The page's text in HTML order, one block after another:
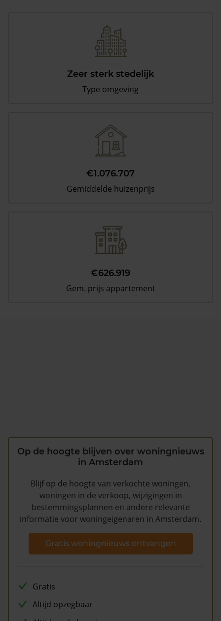
Zeer sterk stedelijk
Type omgeving
€1.076.707
Gemiddelde huizenprijs
€626.919
Gem. prijs appartement
Op de hoogte blijven over woningnieuws
in Amsterdam
Blijf op de hoogte van verkochte woningen,
woningen in de verkoop, wijzigingen in
bestemmingsplannen en andere relevante
informatie voor woningeigenaren in Amsterdam.
Gratis woningnieuws ontvangen
Gratis
Altijd opzegbaar